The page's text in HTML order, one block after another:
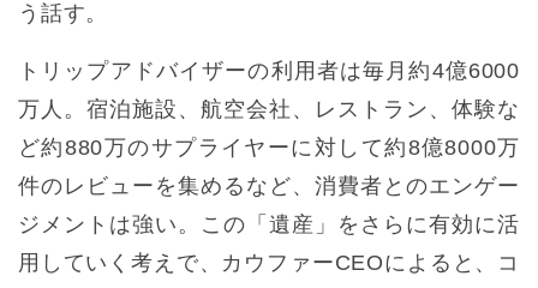
う話す。
トリップアドバイザーの利用者は毎月約4億6000
万人。宿泊施設、航空会社、レストラン、体験な
ど約880万のサプライヤーに対して約8億8000万
件のレビューを集めるなど、消費者とのエンゲー
ジメントは強い。この「遺産」をさらに有効に活
用していく考えで、カウファーCEOによると、コ